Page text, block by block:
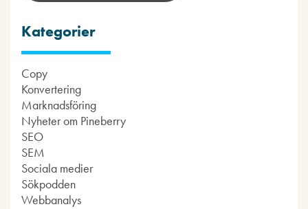
Kategorier
Copy
Konvertering
Marknadsföring
Nyheter om Pineberry
SEO
SEM
Sociala medier
Sökpodden
Webbanalys